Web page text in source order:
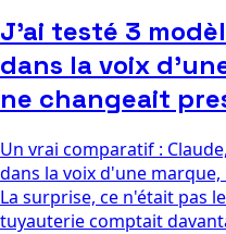
J'ai testé 3
dans la voix
ne changeait
Un vrai comparatif :
dans la voix d'une
La surprise, ce n'était pas
tuyauterie comptait